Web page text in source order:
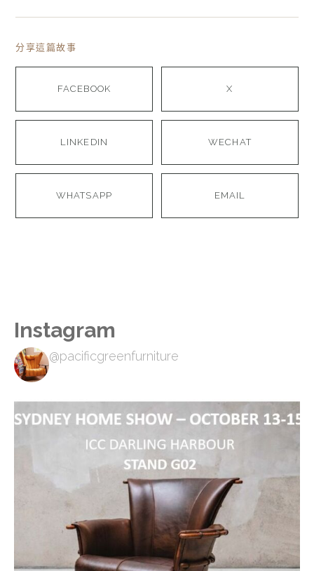
分享這篇故事
FACEBOOK X
LINKEDIN WECHAT
WHATSAPP EMAIL
Instagram
@pacificgreenfurniture